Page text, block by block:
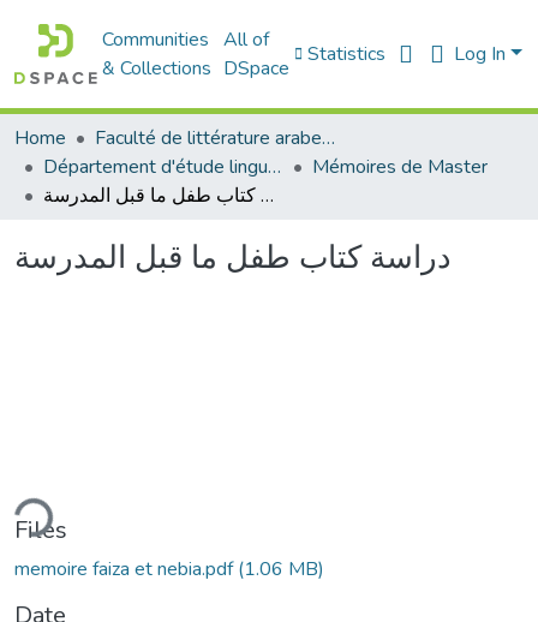
Communities
& Collections
All of
DSpace
Statistics Log In
Home
Faculté de littérature arabe et des arts
Département d'étude linguistique
Mémoires de Master
دراسة كتاب طفل ما قبل المدرسة
دراسة كتاب طفل ما قبل المدرسة
Files
memoire faiza et nebia.pdf(1.06 MB)
Date